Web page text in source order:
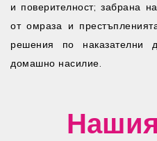
и поверителност; забрана
от омраза и
решения по
домашно насилие.